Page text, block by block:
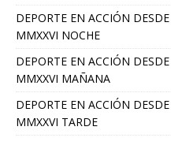
DEPORTE EN ACCIÓN
MMXXVI NOCHE
DEPORTE EN ACCIÓN
MMXXVI MAÑANA
DEPORTE EN ACCIÓN
MMXXVI TARDE